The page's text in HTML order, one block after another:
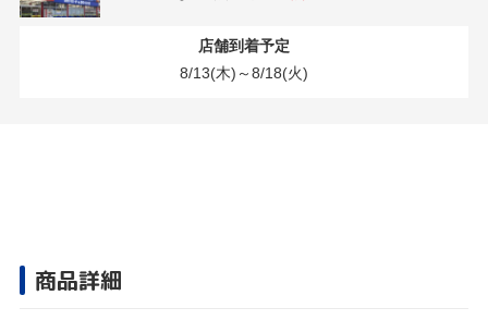
店舗到着予定
8/13(木)～8/18(火)
商品詳細